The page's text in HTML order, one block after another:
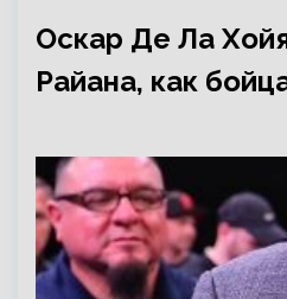
Оскар Де Ла
Райана, как